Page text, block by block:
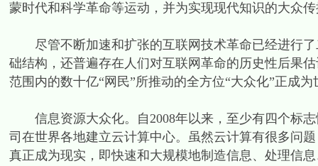
蒙时代和科学革命等运动，并为实现现代知识的大众
尽管不断加速和扩张的互联网技术革命已经进行了
础结构，还普遍存在人们对互联网革命的历史性后果
范围内的数十亿“网民”所推动的全方位“大众化”正成
信息资源大众化。自2008年以来，至少有四个标志
司在世界各地建立云计算中心。虽然云计算有很多问
真正成为现实，即快速和大规模地制造信息、处理信